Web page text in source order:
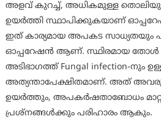
അളവ് കുറച്ച്, അധികമുള്ള തൊലിയും
ഉയർത്തി സ്ഥാപിക്കുകയാണ്
ഇത് കാര്യമായ അപകട സാധ്യതയും
ഓപ്പറേഷൻ ആണ്. സ്ഥിരമായ തോൾ
അടിഭാഗത്ത് Fungal infection-നും
അത്യന്താപേക്ഷിതമാണ്. അത്
ഉയർത്തും, അപകർഷതാബോധം
പ്രശ്നങ്ങൾക്കും പരിഹാരം ആകും.